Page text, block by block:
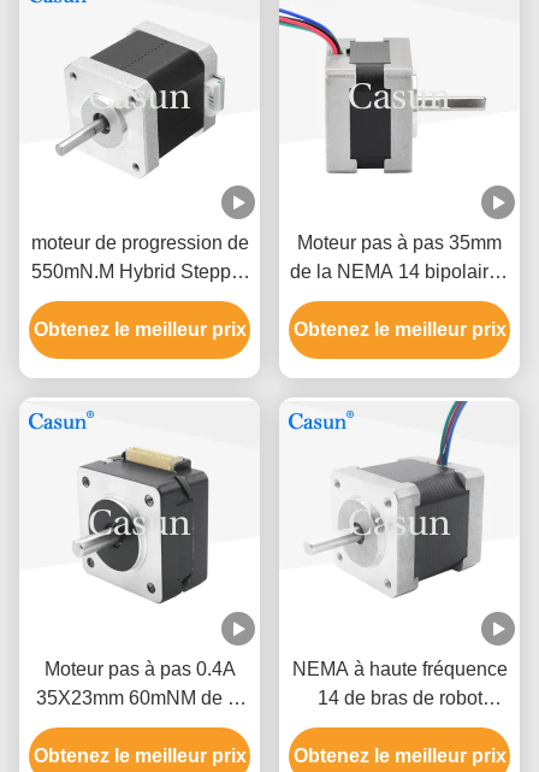
moteur de progression de
550mN.M Hybrid Stepper
Motor 1.5A 4.2V pour le
bras de robot
d'atmosphère de
par ordinateur
Obtenez le meilleur prix
Moteur pas à pas 35mm
de la NEMA 14 bipolaires
de Casun moteur pas à
pas de C.C de 12 volts
Obtenez le meilleur prix
Moteur pas à pas 0.4A
35X23mm 60mNM de la
NEMA 14 d'équipement
de beauté de commande
Obtenez le meilleur prix
NEMA à haute fréquence
14 de bras de robot
d'atmosphère de moteur
pas à pas de 1A 3.5V
Obtenez le meilleur prix